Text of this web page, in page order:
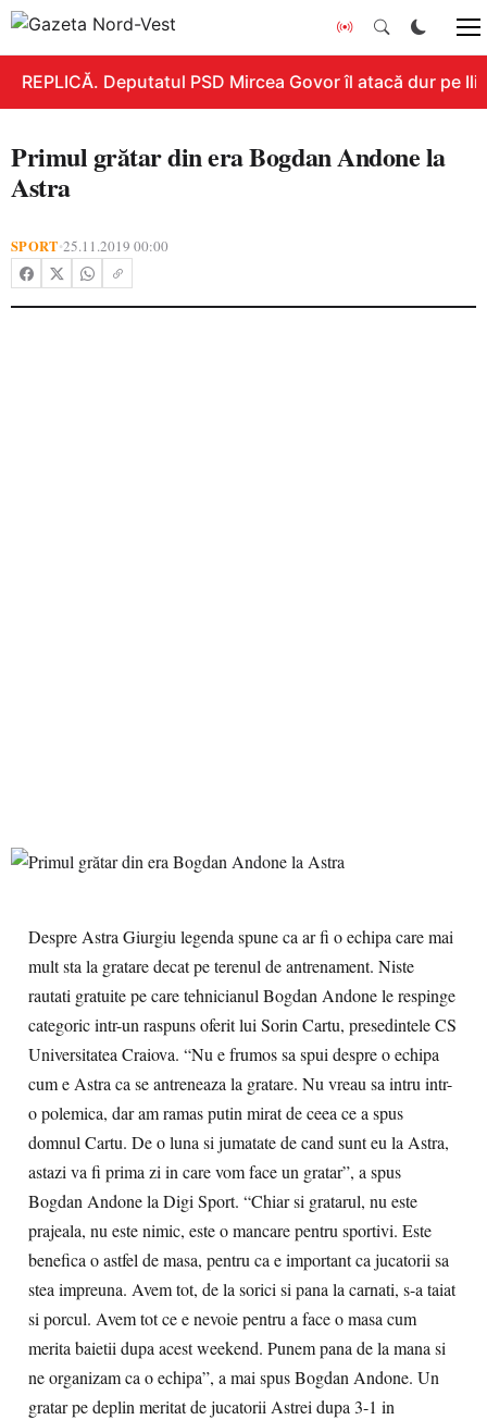
REPLICĂ. Deputatul PSD Mircea Govor îl atacă dur pe
Primul grătar din era Bogdan Andone la
Astra
SPORT•25.11.2019 00:00
Despre Astra Giurgiu legenda spune ca ar fi o echipa care mai
mult sta la gratare decat pe terenul de antrenament. Niste
rautati gratuite pe care tehnicianul Bogdan Andone le respinge
categoric intr-un raspuns oferit lui Sorin Cartu, presedintele CS
Universitatea Craiova. “Nu e frumos sa spui despre o echipa
cum e Astra ca se antreneaza la gratare. Nu vreau sa intru intr-
o polemica, dar am ramas putin mirat de ceea ce a spus
domnul Cartu. De o luna si jumatate de cand sunt eu la Astra,
astazi va fi prima zi in care vom face un gratar”, a spus
Bogdan Andone la Digi Sport. “Chiar si gratarul, nu este
prajeala, nu este nimic, este o mancare pentru sportivi. Este
benefica o astfel de masa, pentru ca e important ca jucatorii sa
stea impreuna. Avem tot, de la sorici si pana la carnati, s-a taiat
si porcul. Avem tot ce e nevoie pentru a face o masa cum
merita baietii dupa acest weekend. Punem pana de la mana si
ne organizam ca o echipa”, a mai spus Bogdan Andone. Un
gratar pe deplin meritat de jucatorii Astrei dupa 3-1 in